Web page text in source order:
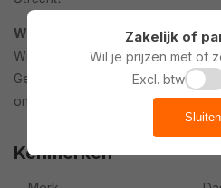
Werkkledij bedrukken?
Wil je je overall laten bedrukken
Geen probleem, bedrukkingen
onze
werkkleding bedrukken
Kenmerken
Zakelijk of
Wil je prijzen met of
Excl. btw
Sluiten